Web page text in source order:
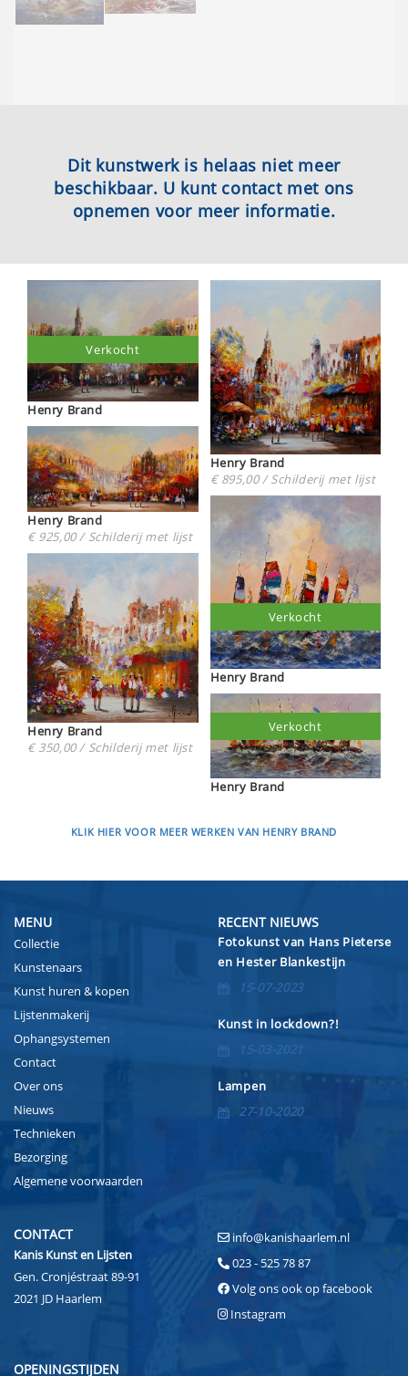
Dit kunstwerk is helaas niet meer
beschikbaar. U kunt contact met ons
opnemen voor meer informatie.
Henry Brand
Verkocht
Henry Brand
€ 925,00 / Schilderij met lijst
Henry Brand
€ 350,00 / Schilderij met lijst
Henry Brand
€ 895,00 / Schilderij met lijst
Henry Brand
Verkocht
Henry Brand
Verkocht
KLIK HIER VOOR MEER WERKEN VAN HENRY BRAND
MENU
Collectie
Kunstenaars
Kunst huren & kopen
Lijstenmakerij
Ophangsystemen
Contact
Over ons
Nieuws
Technieken
Bezorging
Algemene voorwaarden
RECENT NIEUWS
Fotokunst van Hans Pieterse
en Hester Blankestijn
15-07-2023
Kunst in lockdown?!
15-03-2021
Lampen
27-10-2020
CONTACT
Kanis Kunst en Lijsten
Gen. Cronjéstraat 89-91
2021 JD Haarlem
info@kanishaarlem.nl
023 - 525 78 87
Volg ons ook op facebook
Instagram
OPENINGSTIJDEN